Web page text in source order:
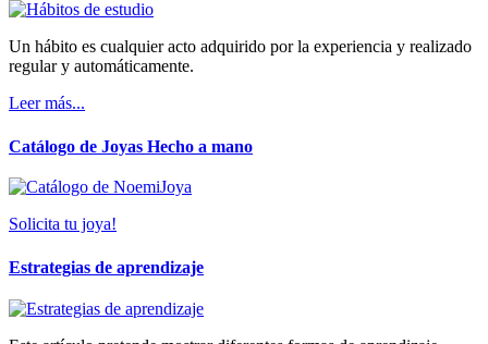
Un hábito es cualquier acto adquirido por la experiencia y realizado
regular y automáticamente.
Leer más...
Catálogo de Joyas Hecho a mano
Solicita tu joya!
Estrategias de aprendizaje